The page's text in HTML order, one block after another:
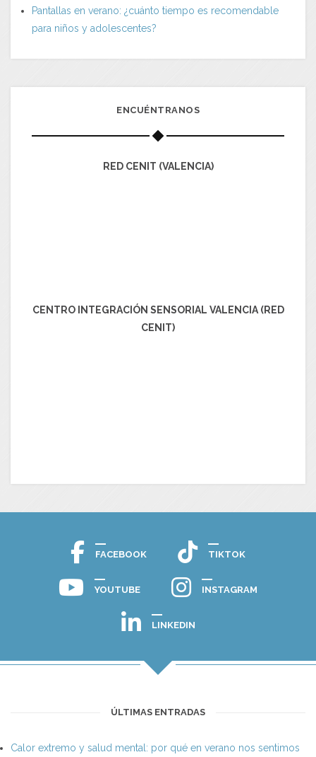
Pantallas en verano: ¿cuánto tiempo es recomendable
para niños y adolescentes?
ENCUÉNTRANOS
RED CENIT (VALENCIA)
CENTRO INTEGRACIÓN SENSORIAL VALENCIA (RED
CENIT)
FACEBOOK TIKTOK
YOUTUBE INSTAGRAM
LINKEDIN
ÚLTIMAS ENTRADAS
Calor extremo y salud mental: por qué en verano nos sentimos